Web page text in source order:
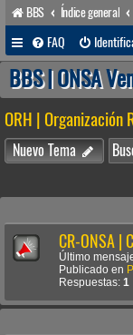
BBS Índice general
FAQ
BBS | ONSA
ORH | Organización
Nuevo Tema
CR-ONSA |
Último
Publicado en
Respuestas: 1